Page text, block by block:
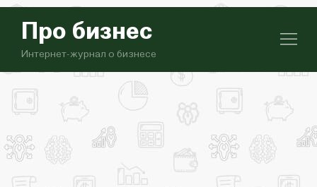
Про бизнес
Интернет-журнал о бизнесе